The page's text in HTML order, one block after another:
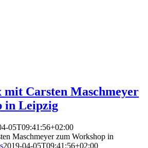
mit Carsten Maschmeyer
in Leipzig
05T09:41:56+02:00
Maschmeyer zum Workshop in
2019-04-05T09:41:56+02:00